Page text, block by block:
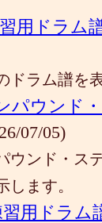
用ドラム
ドラム譜を
パウンド
07/05)
ウンド・ス
します。
用ドラム